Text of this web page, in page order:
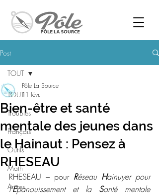
Post
TOUT
Troubles
Français
Outils
Math
Autres
TOUT
Bien-être et santé
mentale des jeunes dans
le Hainaut : Pensez à
RHESEAU
Pôle La Source
11 févr.
RHESEAU – pour Réseau Hainuyer pour
l’Epanouissement et la Santé mentale